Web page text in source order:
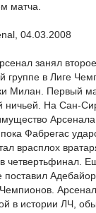
матча.
04.03.2008
занял
группе в Лиге
Милан. Первый
ничьей. На Сан-
Фабрегас
врасплох
четвертьфинал.
поставил
Арсенал
в истории ЛЧ,